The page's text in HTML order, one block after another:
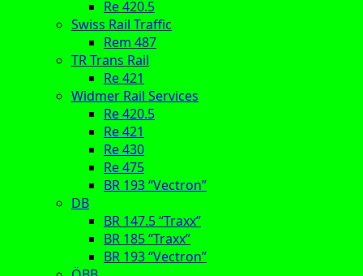
Re 420.5
Swiss Rail Traffic
Rem 487
TR Trans Rail
Re 421
Widmer Rail Services
Re 420.5
Re 421
Re 430
Re 475
BR 193 “Vectron”
DB
BR 147.5 “Traxx”
BR 185 “Traxx”
BR 193 “Vectron”